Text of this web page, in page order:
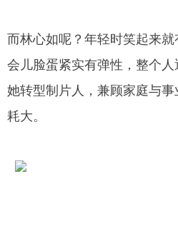
而林心如呢？年轻时笑起来
会儿脸蛋紧实有弹性，整个
她转型制片人，兼顾家庭与
耗大。